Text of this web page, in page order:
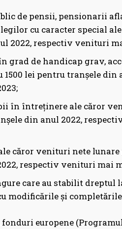
de pensii, pensionarii
cu caracter special
2022, respectiv venituri
grad de handicap grav,
1500 lei pentru tranșele
în întreținere ale căror
din anul 2022,
căror venituri nete lunare
respectiv venituri mai
care au stabilit
modificările și
europene